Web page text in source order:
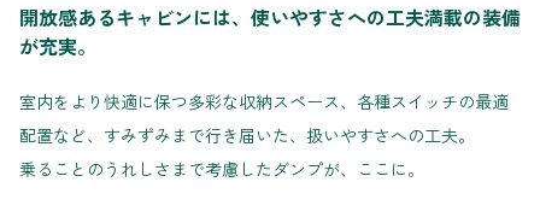
開放感あるキャビンには、使いやすさへの工夫満載の装備
が充実。
室内をより快適に保つ多彩な収納スペース、各種スイッチの最適
配置など、すみずみまで行き届いた、扱いやすさへの工夫。
乗ることのうれしさまで考慮したダンプが、ここに。